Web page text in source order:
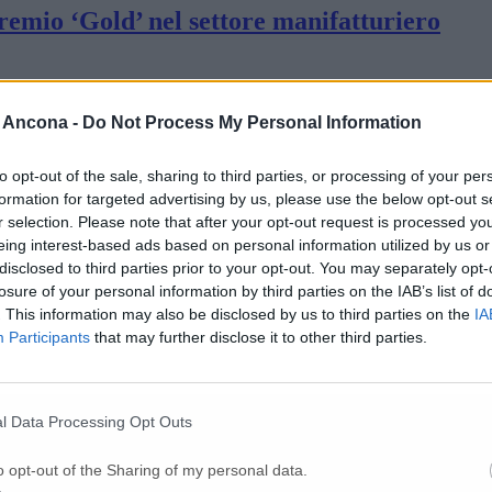
- Do Not Process My Personal Information
opt-out of the sale, sharing to third parties, or processing of your
for targeted advertising by us, please use the below opt-out
selection. Please note that after your opt-out request is processed
interest-based ads based on personal information utilized by us
to third parties prior to your opt-out. You may separately
of your personal information by third parties on the IAB’s list of
This information may also be disclosed by us to third parties on the
Participants that may further disclose it to other third parties.
Data Processing Opt Outs
opt-out of the Sharing of my personal data.
‘Gold’ nel settore manifatturiero
ci cimentano nella nuova campagna
(+19,6%), utile a 21,3 milioni
dell’idrogeno con i ventilatori
sito di Cerreto d’Esi con un nuovo